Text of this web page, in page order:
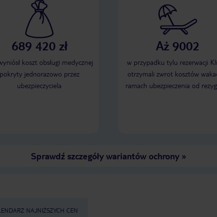
689 420 zł
koszt obsługi medycznej
jednorazowo przez
ubezpieczyciela
Aż 9002
w przypadku tylu rezerwacji
otrzymali zwrot kosztów
ramach ubezpieczenia od
Sprawdź szczegóły wariantów ochrony»
NAJNIŻSZYCH CEN